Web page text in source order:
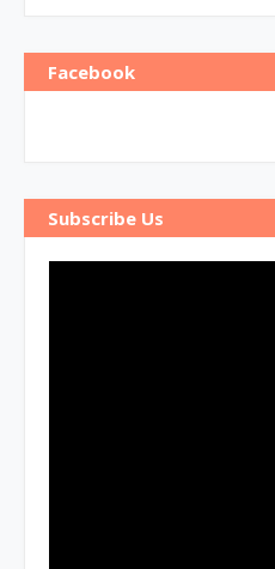
Facebook
Subscribe Us